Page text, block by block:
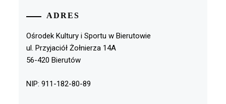
ADRES
Ośrodek Kultury i Sportu w Bierutowie
ul. Przyjaciół Żołnierza 14A
56-420 Bierutów
NIP: 911-182-80-89